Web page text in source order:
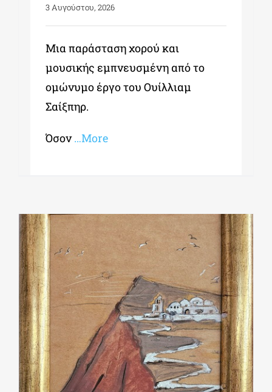
3 Αυγούστου, 2026
Μια παράσταση χορού και
μουσικής εμπνευσμένη από το
ομώνυμο έργο του Ουίλλιαμ
Σαίξπηρ.
Όσον…More